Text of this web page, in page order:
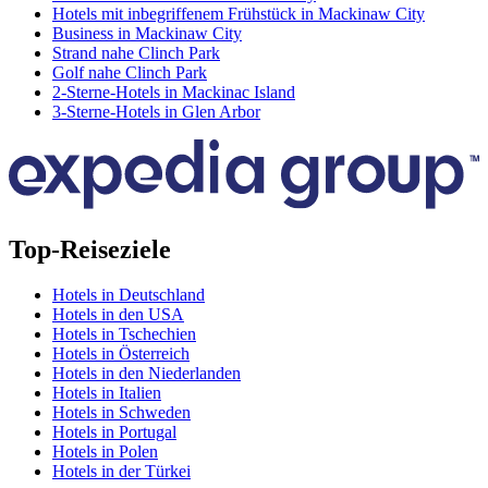
Hotels mit inbegriffenem Frühstück in Mackinaw City
Business in Mackinaw City
Strand nahe Clinch Park
Golf nahe Clinch Park
2-Sterne-Hotels in Mackinac Island
3-Sterne-Hotels in Glen Arbor
Top-Reiseziele
Hotels in Deutschland
Hotels in den USA
Hotels in Tschechien
Hotels in Österreich
Hotels in den Niederlanden
Hotels in Italien
Hotels in Schweden
Hotels in Portugal
Hotels in Polen
Hotels in der Türkei